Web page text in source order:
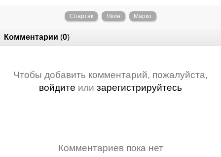
Спартак Якин Марко
Комментарии (0)
Чтобы добавить комментарий, пожалуйста,
войдите или зарегистрируйтесь
Комментариев пока нет